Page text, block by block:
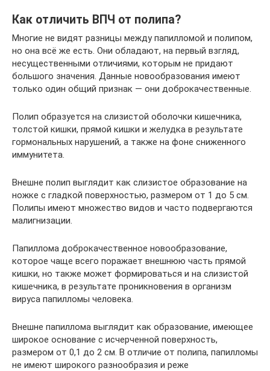
Как отличить ВПЧ от полипа?
Многие не видят разницы между папилломой и полипом,
но она всё же есть. Они обладают, на первый взгляд,
несущественными отличиями, которым не придают
большого значения. Данные новообразования имеют
только один общий признак — они доброкачественные.
Полип образуется на слизистой оболочки кишечника,
толстой кишки, прямой кишки и желудка в результате
гормональных нарушений, а также на фоне сниженного
иммунитета.
Внешне полип выглядит как слизистое образование на
ножке с гладкой поверхностью, размером от 1 до 5 см.
Полипы имеют множество видов и часто подвергаются
малигнизации.
Папиллома доброкачественное новообразование,
которое чаще всего поражает внешнюю часть прямой
кишки, но также может формироваться и на слизистой
кишечника, в результате проникновения в организм
вируса папилломы человека.
Внешне папиллома выглядит как образование, имеющее
широкое основание с исчерченной поверхность,
размером от 0,1 до 2 см. В отличие от полипа, папилломы
не имеют широкого разнообразия и реже